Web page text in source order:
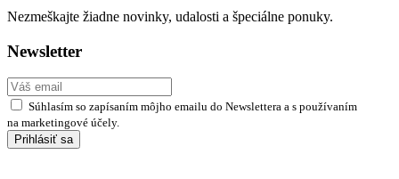
Nezmeškajte žiadne novinky, udalosti a špeciálne ponuky.
Newsletter
Súhlasím so zapísaním môjho emailu do Newslettera a s používaním
na marketingové účely.
Prihlásiť sa